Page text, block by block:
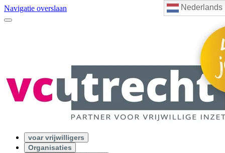
Nederlands
Navigatie overslaan
voar vrijwilligers
Organisaties